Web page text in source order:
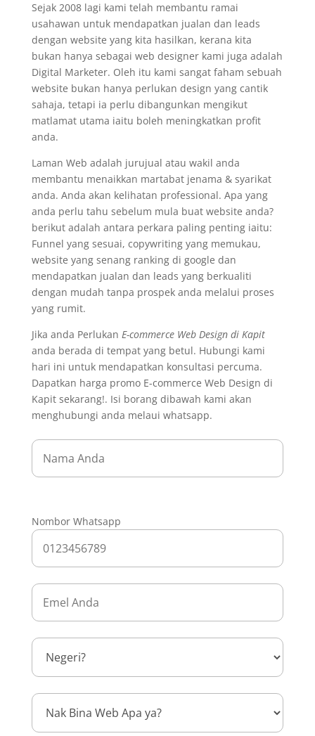
Sejak 2008 lagi kami telah membantu ramai
usahawan untuk mendapatkan jualan dan leads
dengan website yang kita hasilkan, kerana kita
bukan hanya sebagai web designer kami juga adalah
Digital Marketer. Oleh itu kami sangat faham sebuah
website bukan hanya perlukan design yang cantik
sahaja, tetapi ia perlu dibangunkan mengikut
matlamat utama iaitu boleh meningkatkan profit
anda.
Laman Web adalah jurujual atau wakil anda
membantu menaikkan martabat jenama & syarikat
anda. Anda akan kelihatan professional. Apa yang
anda perlu tahu sebelum mula buat website anda?
berikut adalah antara perkara paling penting iaitu:
Funnel yang sesuai, copywriting yang memukau,
website yang senang ranking di google dan
mendapatkan jualan dan leads yang berkualiti
dengan mudah tanpa prospek anda melalui proses
yang rumit.
Jika anda Perlukan E-commerce Web Design di Kapit
anda berada di tempat yang betul. Hubungi kami
hari ini untuk mendapatkan konsultasi percuma.
Dapatkan harga promo E-commerce Web Design di
Kapit sekarang!. Isi borang dibawah kami akan
menghubungi anda melaui whatsapp.
Nombor Whatsapp